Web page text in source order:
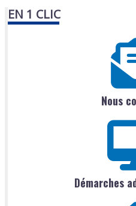
EN 1 CLIC
Nous
Démarches